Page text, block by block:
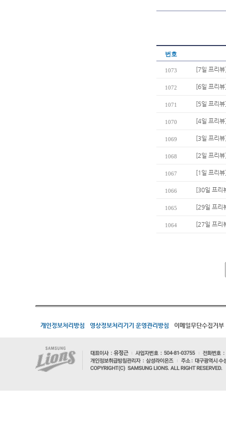
번호
1073 [7일 프리
1072 [6일 프리
1071 [5일 프리
1070 [4일 프리
1069 [3일 프리
1068 [2일 프리
1067 [1일 프리
1066 [30일 프리
1065 [29일 프리
1064 [27일 프리
개인정보처리방침 영상정보처리기기 운영관리방침 이메일무단수집거부